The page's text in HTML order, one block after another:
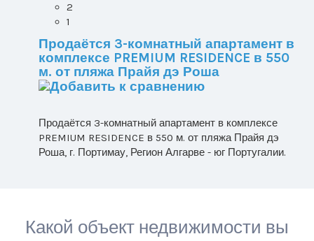
2
1
Продаётся 3-комнатный апартамент в
комплексе PREMIUM RESIDENCE в 550
м. от пляжа Прайя дэ Роша
Продаётся 3-комнатный апартамент в комплексе
PREMIUM RESIDENCE в 550 м. от пляжа Прайя дэ
Роша, г. Портимау, Регион Алгарве - юг Португалии.
Какой объект недвижимости вы